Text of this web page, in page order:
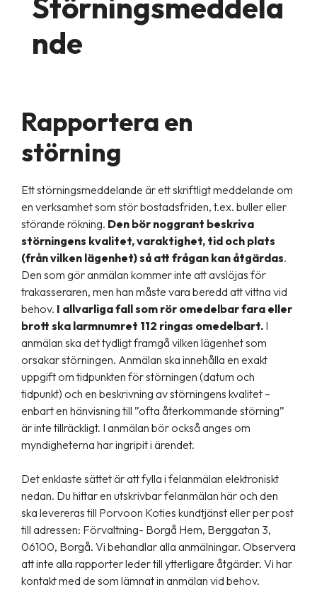
nde
Rapportera en
störning
Ett störningsmeddelande är ett skriftligt meddelande om
en verksamhet som stör bostadsfriden, t.ex. buller eller
störande rökning. Den bör noggrant beskriva
störningens kvalitet, varaktighet, tid och plats
(från vilken lägenhet) så att frågan kan åtgärdas.
Den som gör anmälan kommer inte att avslöjas för
trakasseraren, men han måste vara beredd att vittna vid
behov. I allvarliga fall som rör omedelbar fara eller
brott ska larmnumret 112 ringas omedelbart. I
anmälan ska det tydligt framgå vilken lägenhet som
orsakar störningen. Anmälan ska innehålla en exakt
uppgift om tidpunkten för störningen (datum och
tidpunkt) och en beskrivning av störningens kvalitet –
enbart en hänvisning till ”ofta återkommande störning”
är inte tillräckligt. I anmälan bör också anges om
myndigheterna har ingripit i ärendet.
Det enklaste sättet är att fylla i felanmälan elektroniskt
nedan. Du hittar en utskrivbar felanmälan häroch den
ska levereras till Porvoon Koties kundtjänst eller per post
till adressen: Förvaltning- Borgå Hem, Berggatan 3,
06100, Borgå. Vi behandlar alla anmälningar. Observera
att inte alla rapporter leder till ytterligare åtgärder. Vi har
kontakt med de som lämnat in anmälan vid behov.